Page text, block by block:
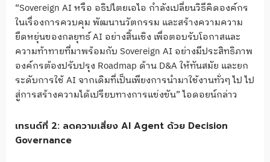
“Sovereign AI หรือ อธิปไตยเอไอ กำลังเปลี่ยนวิธีคิดองค์กร
ในเรื่องการควบคุม พัฒนานวัตกรรม และสร้างความความ
ยืดหยุ่นของกลยุทธ์ AI อย่างสิ้นเชิง เพื่อตอบรับโอกาสและ
ความท้าทายที่มาพร้อมกับ Sovereign AI อย่างมีประสิทธิภาพ
องค์กรต้องปรับปรุง Roadmap ด้าน D&A ให้ทันสมัย และยก
ระดับการใช้ AI จากเดิมที่เป็นเพียงการนำมาใช้งานทั่วๆ ไป ไป
สู่การสร้างความได้เปรียบทางการแข่งขัน” ไอดอยน์กล่าว
เทรนด์ที่ 2: ลดความเสี่ยง AI Agent ด้วย Decision
Governance